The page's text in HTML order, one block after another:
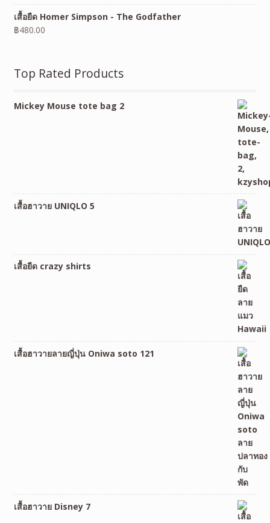
เสื้อยืด Homer Simpson - The Godfather
฿480.00
Top Rated Products
Mickey Mouse tote bag 2
เสื้อฮาวาย UNIQLO 5
เสื้อยืด crazy shirts
เสื้อฮาวายลายญี่ปุ่น Oniwa soto 121
เสื้อฮาวาย Disney 7